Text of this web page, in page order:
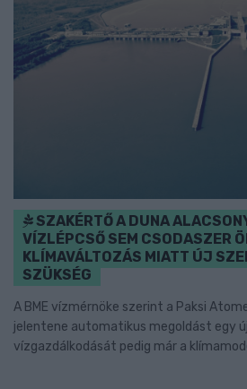
SZAKÉRTŐ A DUNA
VÍZLÉPCSŐ SEM CSODASZER
KLÍMAVÁLTOZÁS MIATT ÚJ
SZÜKSÉG
A BME vízmérnöke szerint a Paksi
jelentene automatikus megoldást egy
vízgazdálkodását pedig már a